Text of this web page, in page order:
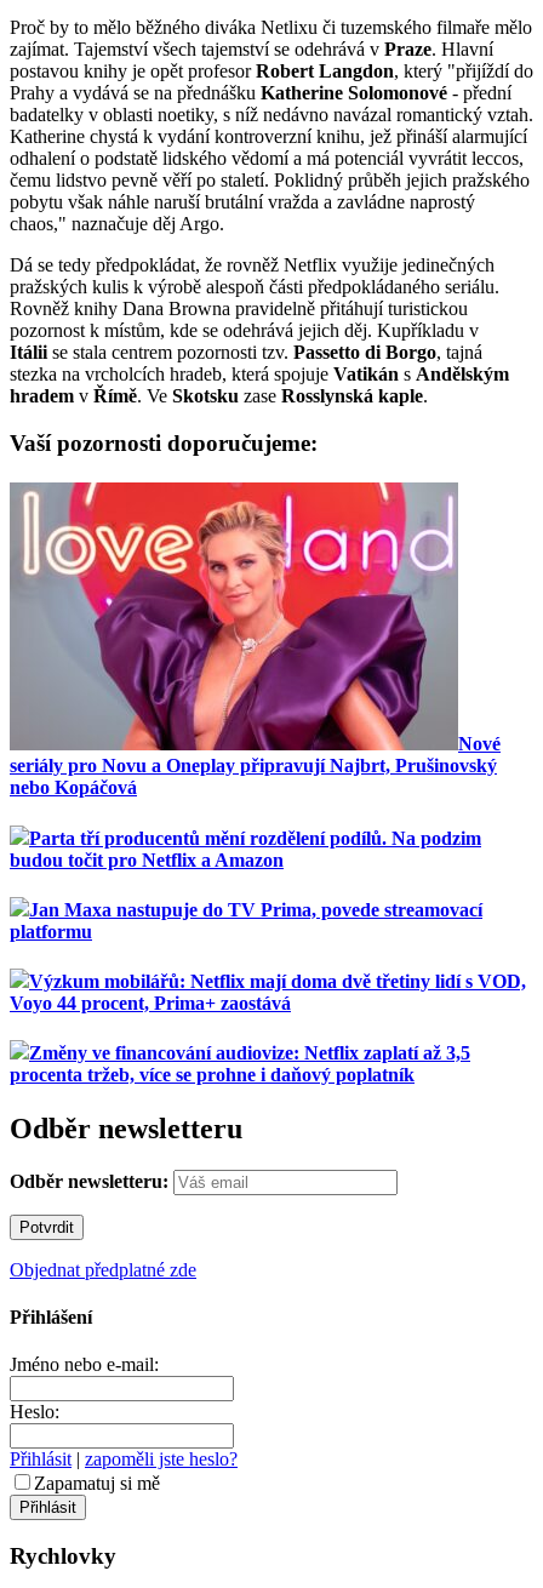
Proč by to mělo běžného diváka Netlixu či tuzemského filmaře mělo
zajímat. Tajemství všech tajemství se odehrává v Praze. Hlavní
postavou knihy je opět profesorRobert Langdon, který "přijíždí do
Prahy a vydává se na přednášku Katherine Solomonové - přední
badatelky v oblasti noetiky, s níž nedávno navázal romantický vztah.
Katherine chystá k vydání kontroverzní knihu, jež přináší alarmující
odhalení o podstatě lidského vědomí a má potenciál vyvrátit leccos,
čemu lidstvo pevně věří po staletí. Poklidný průběh jejich pražského
pobytu však náhle naruší brutální vražda a zavládne naprostý
chaos," naznačuje děj Argo.
Dá se tedy předpokládat, že rovněž Netflix využije jedinečných
pražských kulis k výrobě alespoň části předpokládaného seriálu.
Rovněž knihy Dana Browna pravidelně přitáhují turistickou
pozornost k místům, kde se odehrává jejich děj. Kupříkladu v
Itáliise stala centrem pozornosti tzv. Passetto di Borgo, tajná
stezka na vrcholcích hradeb, která spojuje Vatikán s Andělským
hradem v Římě. Ve Skotsku zase Rosslynská kaple.
Vaší pozornosti doporučujeme:
Nové
seriály pro Novu a Oneplay připravují Najbrt, Prušinovský
nebo Kopáčová
Parta tří producentů mění rozdělení podílů. Na podzim
budou točit pro Netflix a Amazon
Jan Maxa nastupuje do TV Prima, povede streamovací
platformu
Výzkum mobilářů: Netflix mají doma dvě třetiny lidí s VOD,
Voyo 44 procent, Prima+ zaostává
Změny ve financování audiovize: Netflix zaplatí až 3,5
procenta tržeb, více se prohne i daňový poplatník
Odběr newsletteru
Odběr newsletteru:
Objednat předplatné zde
Přihlášení
Jméno nebo e-mail:
Heslo:
Přihlásit | zapoměli jste heslo?
Zapamatuj si mě
Rychlovky